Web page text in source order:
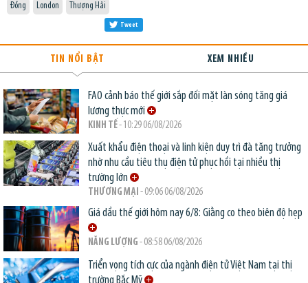
Đồng
London Thượng Hải
Tweet
TIN NỔI BẬT XEM NHIỀU
FAO cảnh báo thế giới sắp đối mặt làn sóng tăng giá
lương thực mới
KINH TẾ- 10:29 06/08/2026
Xuất khẩu điện thoại và linh kiện duy trì đà tăng trưởng
nhờ nhu cầu tiêu thụ điện tử phục hồi tại nhiều thị
trường lớn
THƯƠNG MẠI - 09:06 06/08/2026
Giá dầu thế giới hôm nay 6/8: Giằng co theo biên độ hẹp
NĂNG LƯỢNG - 08:58 06/08/2026
Triển vọng tích cực của ngành điện tử Việt Nam tại thị
trường Bắc Mỹ